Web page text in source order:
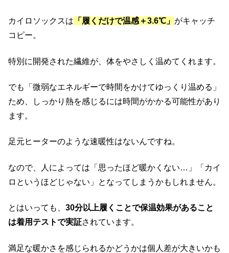
カイロソックスは 「履くだけで温感＋3.6℃」 がキャッチ
コピー。
特別に開発された繊維が、体をやさしく温めてくれます。
でも「微弱なエネルギーで時間をかけてゆっくり温める」
ため、しっかり熱を感じるには時間がかかる可能性があり
ます。
足元ヒーターのような速暖性はないんですね。
なので、人によっては「思ったほど暖かくない…」「カイ
ロというほどじゃない」となってしまうかもしれません。
とはいっても、 30分以上履くことで保温効果があること
は着用テストで実証されています。
満足な暖かさを感じられるかどうかは個人差が大きいかも